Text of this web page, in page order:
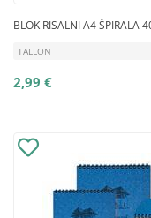
BLOK RISALNI A4 ŠPIRALA
TALLON
2,99 €